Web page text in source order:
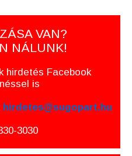
VAN?
NÁLUNK!
hirdetés Facebook
is
hirdetes@sugopart.hu
3030